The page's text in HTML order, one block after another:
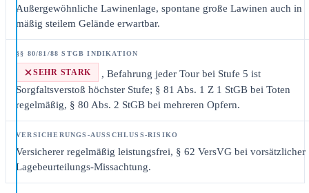
Außergewöhnliche Lawinenlage, spontane große Lawinen auch in
mäßig steilem Gelände erwartbar.
SEHR STARK
, Befahrung jeder Tour bei Stufe 5 ist
Sorgfaltsverstoß höchster Stufe; § 81 Abs. 1 Z 1 StGB bei Toten
regelmäßig, § 80 Abs. 2 StGB bei mehreren Opfern.
Versicherer regelmäßig leistungsfrei, § 62 VersVG bei vorsätzlicher
Lagebeurteilungs-Missachtung.